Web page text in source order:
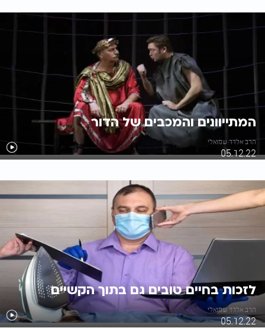
המתייוונים והמכבים של הדור
הרב אלדד שמואלי
05.12.22
לזכות בחיים טובים גם בתוך הקשיים
הרב אלדד שמואלי
05.12.22